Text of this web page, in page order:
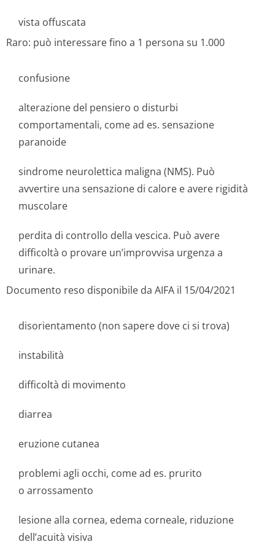
vista offuscata
Raro: può interessare fino a 1 persona su 1.000
confusione
alterazione del pensiero o disturbi
comportamentali, come ad es. sensazione
paranoide
sindrome neurolettica maligna (NMS). Può
avvertire una sensazione di calore e avere rigidità
muscolare
perdita di controllo della vescica. Può avere
difficoltà o provare un’improvvisa urgenza a
urinare.
Documento reso disponibile da AIFA il 15/04/2021
disorientamento (non sapere dove ci si trova)
instabilità
difficoltà di movimento
diarrea
eruzione cutanea
problemi agli occhi, come ad es. prurito
o arrossamento
lesione alla cornea, edema corneale, riduzione
dell’acuità visiva